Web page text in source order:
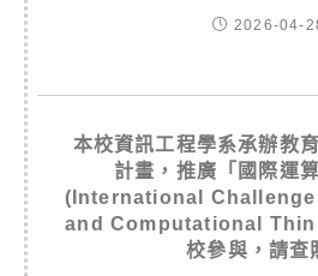
2026-04-
本校資訊工程學系承辦教
計畫，推廣「國際運
(International
and Computational
校參與，請查